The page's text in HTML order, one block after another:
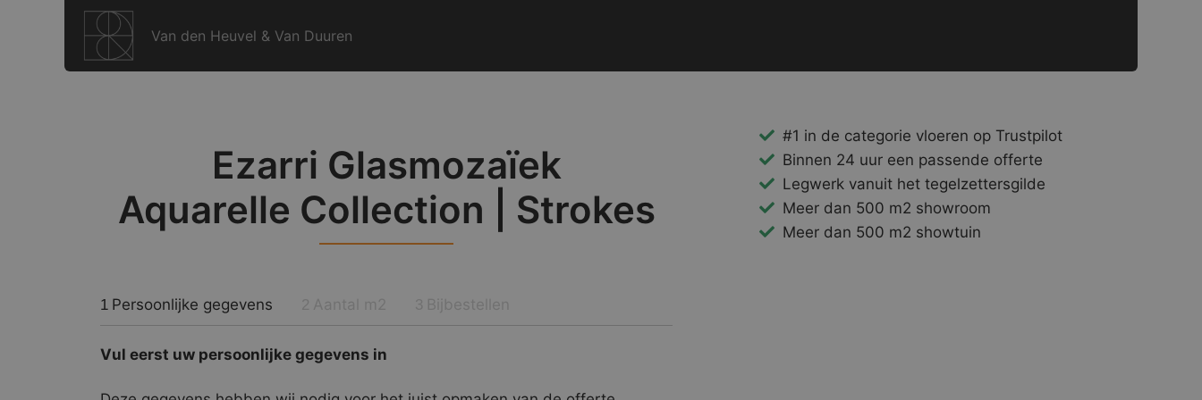
Van den Heuvel & Van Duuren
Ezarri Glasmozaïek
Aquarelle Collection | Strokes
1 Persoonlijke gegevens
Vul eerst uw persoonlijke gegevens in
#1 in de categorie vloeren op Trustpilot
Binnen 24 uur een passende offerte
Legwerk vanuit het tegelzettersgilde
Meer dan 500 m2 showroom
Meer dan 500 m2 showtuin